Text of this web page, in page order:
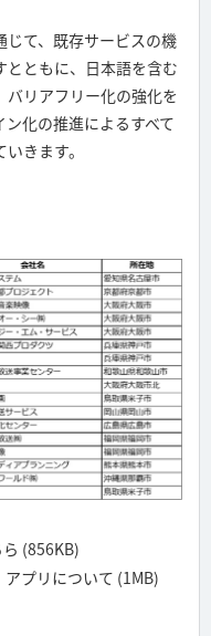
て、既存サービスの機
ともに、日本語を含む
リアフリー化の強化を
化の推進によるすべて
きます。
(856KB)
プリについて (1MB)